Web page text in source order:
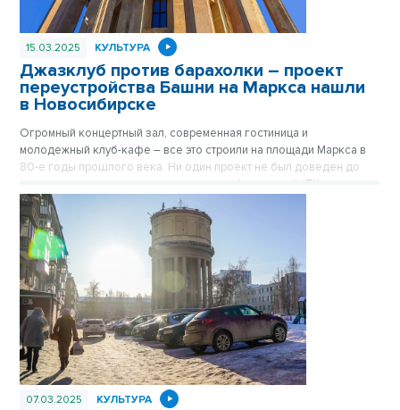
15.03.2025 КУЛЬТУРА
Джазклуб против барахолки – проект
переустройства Башни на Маркса нашли
в Новосибирске
Огромный концертный зал, современная гостиница и
молодежный клуб-кафе – все это строили на площади Маркса в
80-е годы прошлого века. Ни один проект не был доведен до
конца – площадь на долгие годы стала барахолкой, ДК
«Сибсельмаш» и гостиница «Интурист» – долгостроями, а Башня
на Маркса – бандитским притоном. Проект альтернативного
будущего самой культовой башни Новосибирска показали VN.ru
в городском архиве.
07.03.2025 КУЛЬТУРА